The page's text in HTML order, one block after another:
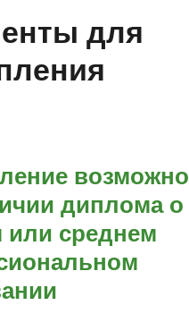
для
возможно
диплома о
среднем